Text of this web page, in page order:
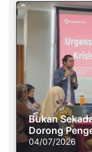
Bukan
Dorong
Solusi Krisis
04/07/2026